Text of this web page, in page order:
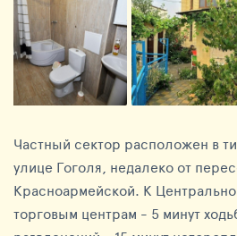
Частный сектор расположен в
улице Гоголя, недалеко от
Красноармейской. К
торговым центрам - 5 минут